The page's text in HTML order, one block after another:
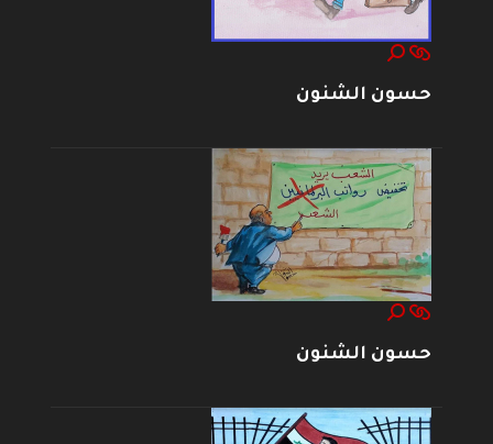
حسون الشنون
حسون الشنون